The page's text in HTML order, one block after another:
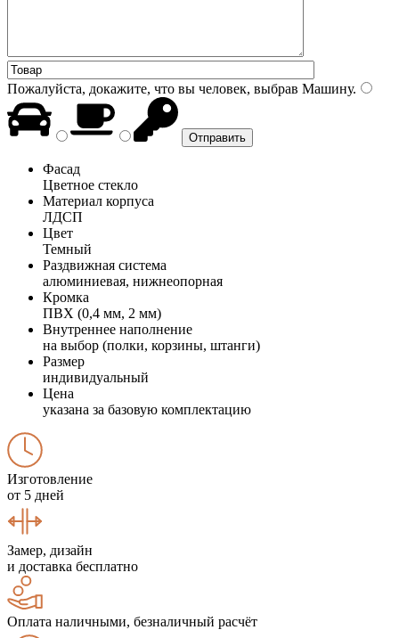
Пожалуйста, докажите, что вы человек, выбрав Машину.
Фасад
Цветное стекло
Материал корпуса
ЛДСП
Цвет
Темный
Раздвижная система
алюминиевая, нижнеопорная
Кромка
ПВХ (0,4 мм, 2 мм)
Внутреннее наполнение
на выбор (полки, корзины, штанги)
Размер
индивидуальный
Цена
указана за базовую комплектацию
Изготовление
от 5 дней
Замер, дизайн
и доставка бесплатно
Оплата наличными, безналичный расчёт